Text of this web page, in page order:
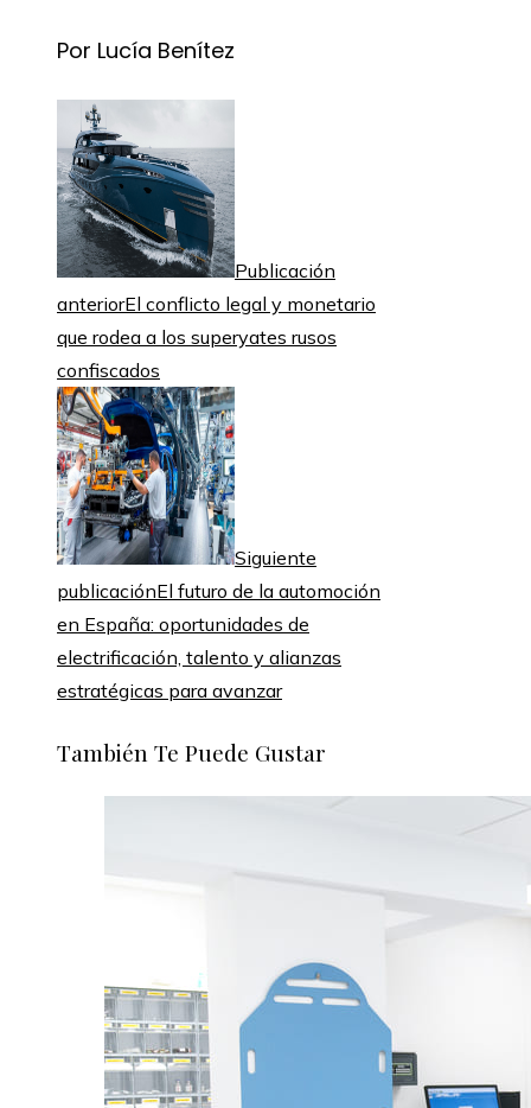
Por Lucía Benítez
Publicación
anteriorEl conflicto legal y monetario
que rodea a los superyates rusos
confiscados
Siguiente
publicaciónEl futuro de la automoción
en España: oportunidades de
electrificación, talento y alianzas
estratégicas para avanzar
También Te Puede Gustar